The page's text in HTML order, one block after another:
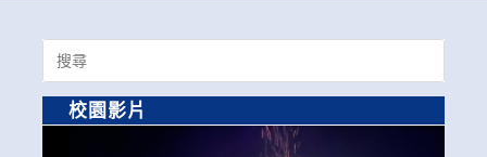
Search
for:
校園影片